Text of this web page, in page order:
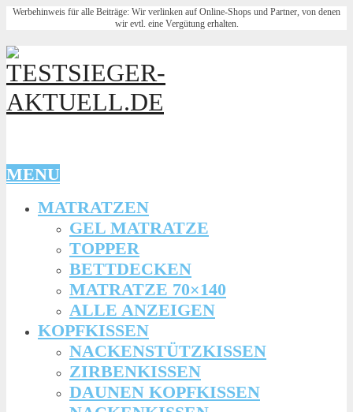
Werbehinweis für alle Beiträge: Wir verlinken auf Online-Shops und Partner, von denen
wir evtl. eine Vergütung erhalten.
MENU
MATRATZEN
GEL MATRATZE
TOPPER
BETTDECKEN
MATRATZE 70×140
ALLE ANZEIGEN
KOPFKISSEN
NACKENSTÜTZKISSEN
ZIRBENKISSEN
DAUNEN KOPFKISSEN